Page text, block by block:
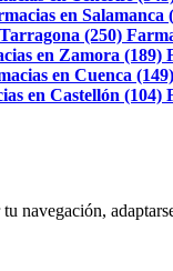
en Salamanca
(250)
en Zamora (189)
en Cuenca (149)
en Castellón (104)
navegación,